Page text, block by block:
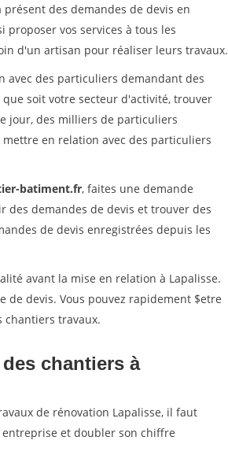
des demandes de devis en
vos services à tous les
d'un artisan pour réaliser leurs travaux.
avec des particuliers demandant des
soit votre secteur d'activité, trouver
jour, des milliers de particuliers
en relation avec des particuliers
batiment.fr, faites une demande
demandes de devis et trouver des
de devis enregistrées depuis les
avant la mise en relation à Lapalisse.
devis. Vous pouvez rapidement $etre
travaux.
chantiers à
de rénovation Lapalisse, il faut
et doubler son chiffre